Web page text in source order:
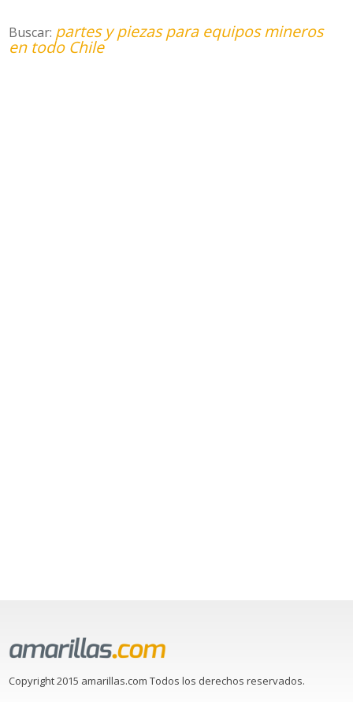
Buscar: partes y piezas para equipos mineros
en todo Chile
Copyright 2015 amarillas.com Todos los derechos reservados.